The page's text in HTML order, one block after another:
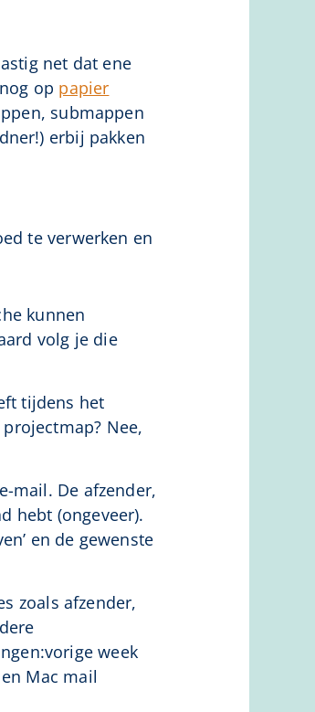
net dat ene
op papier
submappen
erbij pakken
te verwerken en
kunnen
volg je die
tijdens het
Nee,
mail. De afzender,
hebt (ongeveer).
en de gewenste
zoals afzender,
week
Mac mail